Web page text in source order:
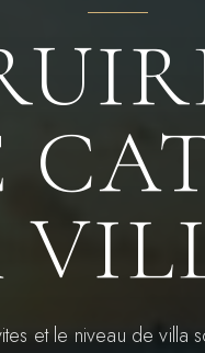
et le niveau de villa